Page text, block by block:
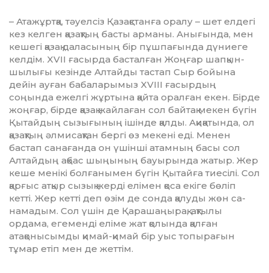
– Атажұртқа, тәуелсіз Қа­зақ­стан­ға оралу – шет елдегі
кез келген қа­­зақтың басты арманы. Аны­ғында, мен
кешегі қазақ даласының бір пұш­пағында дүниеге
келдім. XVII ға­сырда басталған Жоңғар шап­қын­­
шылығы кезінде Алтайды тас­тап Сыр бойына
дейін ауған бабала­рымыз XVIII ғасырдың
соңында ежел­гі жұртына қайта оралған екен. Бірде
жоңғар, бірде қазақ жайлаған сол байтақ мекен бүгін
Қытайдың сызығының ішін­де қалды. Ақи­қа­тын­да, ол
қазақтың әлмисақтан бер­гі өз мекені еді. Менен
бастап са­нағанда он үшінші атамның басы сол
Алтайдың ақбас шыңының бау­ырында жатыр. Жер
кеше менікі бол­ғ­анымен бүгін Қытайға тиесілі. Сол
қарғыс атқыр сызық жерді елі­мен қоса екіге бө­ліп
кетті. Жер кет­ті деп өзім де сон­­да қалуды жөн са­­
намадым. Сол үшін де Қара­шаңы­рақ, ақтылы
ордама, егеменді еліме жат қолында қалған
атақонысымды қимай-қи­май бір уыс топырағын
тұмар етіп мен де жеттім.